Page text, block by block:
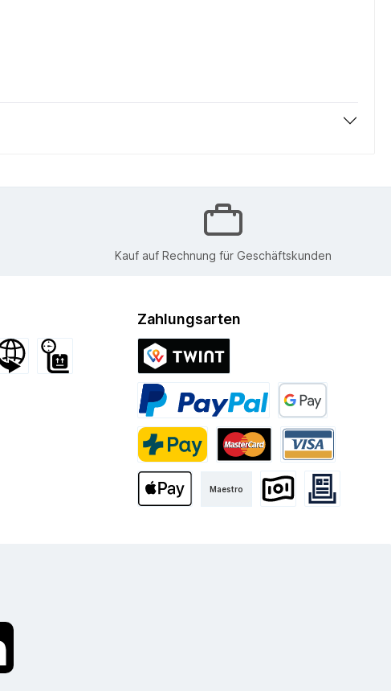
Kauf auf Rechnung für Geschäftskunden
Zahlungsarten
Twint
PayPal Google Pay
PostFinance PayMastercardVisa
Maestro